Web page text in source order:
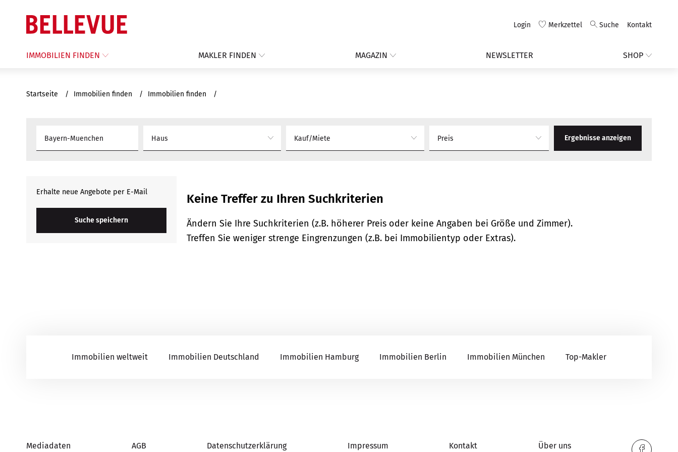
Login Merkzettel Suche Kontakt
IMMOBILIEN FINDEN MAKLER FINDEN MAGAZIN NEWSLETTER SHOP
Startseite Immobilien finden Immobilien finden
Haus Kauf/Miete Preis Ergebnisse anzeigen
Erhalte neue Angebote per E-Mail
Suche speichern
Keine Treffer zu Ihren Suchkriterien
Ändern Sie Ihre Suchkriterien (z.B. höherer Preis oder keine Angaben bei Größe und Zimmer).
Treffen Sie weniger strenge Eingrenzungen (z.B. bei Immobilientyp oder Extras).
Immobilien weltweit Immobilien Deutschland Immobilien Hamburg Immobilien Berlin Immobilien München Top-Makler
Mediadaten AGB Datenschutzerklärung Impressum Kontakt Über uns